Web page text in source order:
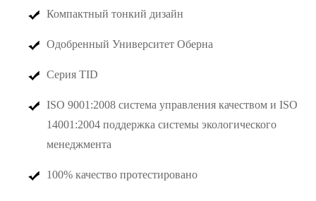
Компактный тонкий дизайн
Одобренный Университет Оберна
Серия TID
ISO 9001:2008 система управления качеством и ISO
14001:2004 поддержка системы экологического
менеджмента
100% качество протестировано